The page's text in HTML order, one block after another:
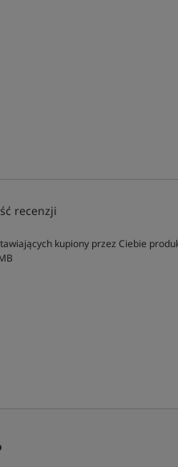
recenzji
kupiony przez Ciebie